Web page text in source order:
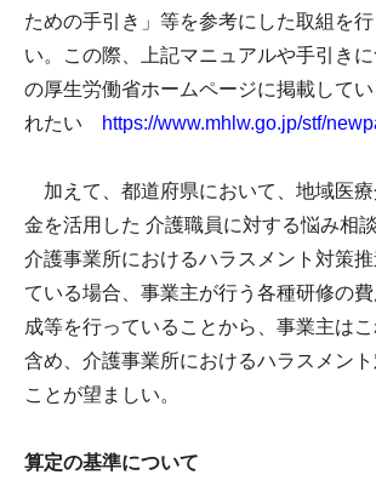
ための手引き」等を参考にした取組を
い。この際、上記マニュアルや手引き
の厚生労働省ホームページに掲載して
れたい
https://www.mhlw.go.jp/stf/
加えて、都道府県において、地域医
金を活用した 介護職員に対する悩み相
介護事業所におけるハラスメント対策
ている場合、事業主が行う各種研修の
成等を行っていることから、事業主は
含め、介護事業所におけるハラスメン
ことが望ましい。
算定の基準について